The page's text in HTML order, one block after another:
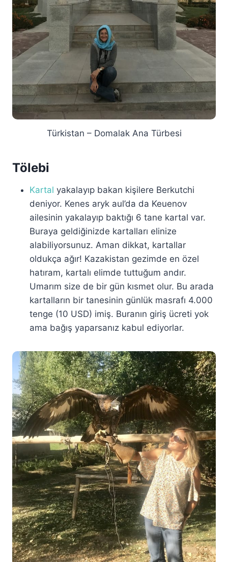
Türkistan – Domalak Ana Türbesi
Tölebi
Kartal yakalayıp bakan kişilere Berkutchi
deniyor. Kenes aryk aul’da da Keuenov
ailesinin yakalayıp baktığı 6 tane kartal var.
Buraya geldiğinizde kartalları elinize
alabiliyorsunuz. Aman dikkat, kartallar
oldukça ağır! Kazakistan gezimde en özel
hatıram, kartalı elimde tuttuğum andır.
Umarım size de bir gün kısmet olur. Bu arada
kartalların bir tanesinin günlük masrafı 4.000
tenge (10 USD) imiş. Buranın giriş ücreti yok
ama bağış yaparsanız kabul ediyorlar.